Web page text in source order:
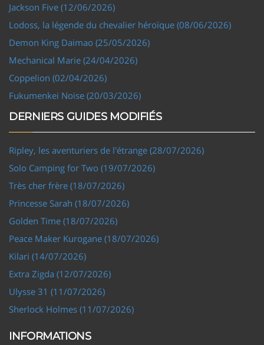
Jackson Five (12/06/2026)
Lodoss, la légende du chevalier héroïque (08/06/2026)
Demon King Daimao (25/05/2026)
Mechanical Marie (24/04/2026)
Coppelion (02/04/2026)
Fukumenkei Noise (20/03/2026)
DERNIERS GUIDES MODIFIÉS
Ripley, les aventuriers de l'étrange (28/07/2026)
Solo Camping for Two (19/07/2026)
Très cher frère (18/07/2026)
Princesse Sarah (18/07/2026)
Golden Time (18/07/2026)
Peace Maker Kurogane (18/07/2026)
Kilari (14/07/2026)
Extra Zigda (12/07/2026)
Ulysse 31 (11/07/2026)
Sherlock Holmes (11/07/2026)
INFORMATIONS